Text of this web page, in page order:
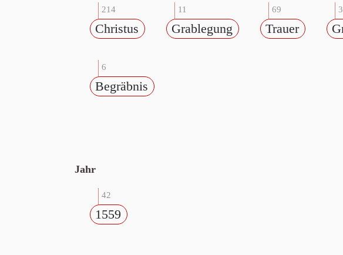
214
Christus
11
Grablegung
69
Trauer
6
Begräbnis
Jahr
42
1559